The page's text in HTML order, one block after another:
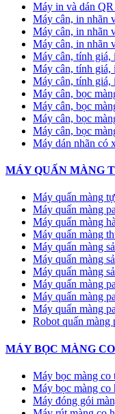
Máy in và dán
Máy cân, in nhãn
Máy cân, in nhãn
Máy cân, in nhãn
Máy cân, tính giá,
Máy cân, tính giá,
Máy cân, tính giá,
Máy cân, bọc
Máy cân, bọc
Máy cân, bọc
Máy cân, bọc
Máy dán nhãn có
MÁY QUẤN MÀNG
Máy quấn màng
​Máy quấn màng
Máy quấn màng
Máy quấn màng
Máy quấn màng
Máy quấn màng
Máy quấn màng
Máy quấn màng
Máy quấn màng
Máy quấn màng
Robot quấn màng
MÁY BỌC MÀNG
Máy bọc màng co
Máy bọc màng co
Máy đóng gói